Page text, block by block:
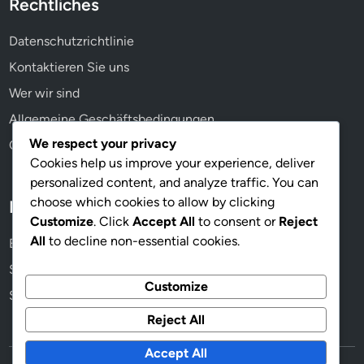
Rechtliches
Datenschutzrichtlinie
Kontaktieren Sie uns
Wer wir sind
Allgemeine Geschäftsbedingungen
Cookie-Einstellungen
Kategorien
Bewertungssysteme für Pub Golf
Sicherheitsrichtlinien für Pub Golf
Spielvariationen im Pub Golf
We respect your privacy
Cookies help us improve your experience, deliver
personalized content, and analyze traffic. You can
choose which cookies to allow by clicking
Customize. Click Accept All to consent or Reject
All to decline non-essential cookies.
Customize
Reject All
Accept All